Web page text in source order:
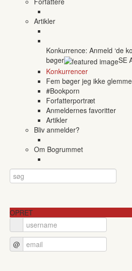
Artikler
Konkurrence: Anmeld ‘de
bøger
SE
Konkurrencer
Fem bøger jeg ikke
#Bookporn
Forfatterportræt
Anmeldernes favoritter
Artikler
Bliv anmelder?
Om Bogrummet
OPRET
@